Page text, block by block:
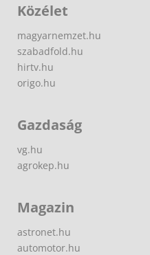
Közélet
magyarnemzet.hu
szabadfold.hu
hirtv.hu
origo.hu
Gazdaság
vg.hu
agrokep.hu
Magazin
astronet.hu
automotor.hu